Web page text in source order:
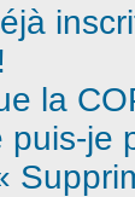
la
je